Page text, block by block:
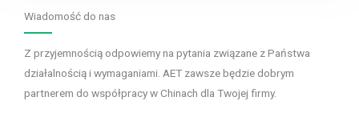
Wiadomość do nas
Z przyjemnością odpowiemy na pytania związane z Państwa
działalnością i wymaganiami. AET zawsze będzie dobrym
partnerem do współpracy w Chinach dla Twojej firmy.